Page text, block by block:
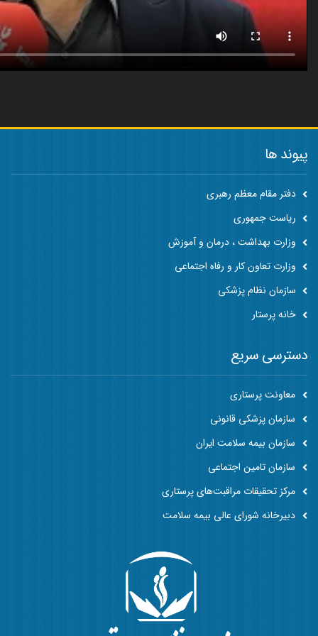
پیوند ها
دفتر مقام معظم رهبری
ریاست جمهوری
وزارت بهداشت ، درمان و آموزش
وزارت تعاون کار و رفاه اجتماعی
سازمان نظام پزشکی
خانه پرستار
دسترسی سریع
معاونت پرستاری
سازمان پزشکی قانونی
سازمان بیمه سلامت ایران
سازمان تامین اجتماعی
مرکز تحقیقات مراقبت‌های پرستاری
دبیرخانه شورای عالی بیمه سلامت